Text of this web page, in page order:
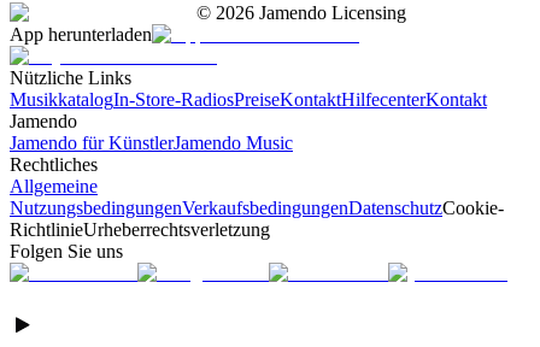
© 2026 Jamendo Licensing
App herunterladen
Nützliche Links
MusikkatalogIn-Store-RadiosPreiseKontaktHilfecenterKontakt
Jamendo
Jamendo für KünstlerJamendo Music
Rechtliches
Allgemeine
NutzungsbedingungenVerkaufsbedingungenDatenschutzCookie-
RichtlinieUrheberrechtsverletzung
Folgen Sie uns